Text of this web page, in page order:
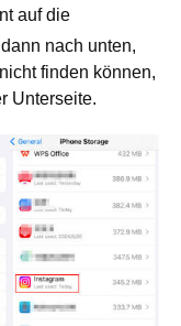
auf die
nach unten,
finden können,
Unterseite.